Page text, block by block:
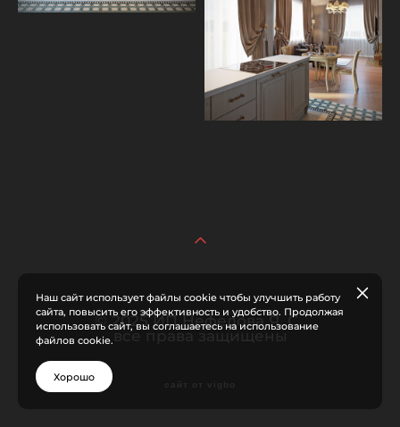
© 2025 ИП Нефёдова Я. С.
все права защищены
Наш сайт использует файлы cookie чтобы улучшить работу
сайта, повысить его эффективность и удобство. Продолжая
использовать сайт, вы соглашаетесь на использование
файлов cookie.
Хорошо